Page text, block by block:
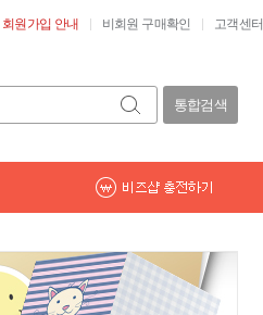
회원가입 안내 비회원 구매확인 고객센터
통합검색